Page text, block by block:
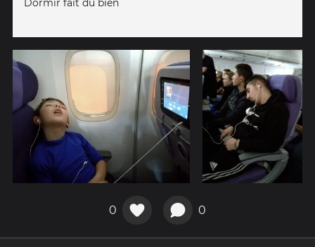
Dormir fait du bien
0 0